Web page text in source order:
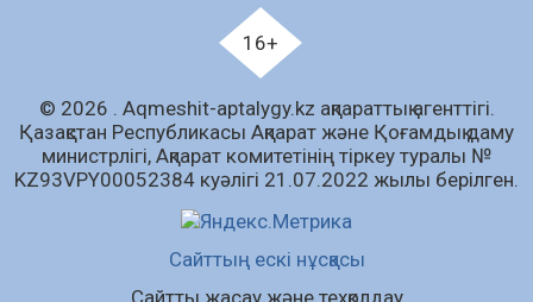
«Дауыс беру учаскесін қалай табуға болады?»￼
07.08.2026 70 0
Барлық жаңалық
16+
© 2026 . Аqmeshit-aptalygy.kz ақпараттық агенттігі.
Қазақстан Республикасы Ақпарат және Қоғамдық даму
министрлігі, Ақпарат комитетінің тіркеу туралы №
KZ93VPY00052384 куәлігі 21.07.2022 жылы берілген.
Сайттың ескі нұсқасы
Сайтты жасау және техқолдау